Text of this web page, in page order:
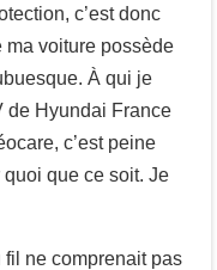
c’est donc
ma voiture possède
À qui je
de Hyundai France
c’est peine
quoi que ce soit. Je
fil ne comprenait pas